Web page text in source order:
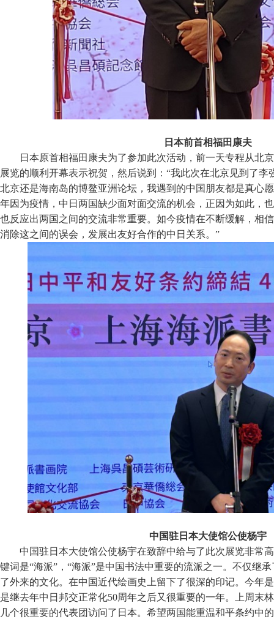
日本前首相福田康夫
日本原首相福田康夫为了参加此次活动，前一天专程从北
展览的顺利开幕表示祝贺，然后说到：“我此次在北京见到了
北京还是海南岛的博鳌亚洲论坛，我遇到的中国朋友都是真心
年因为疫情，中日两国缺少面对面交流的机会，正因为如此，
也反应出两国之间的交流非常重要。如今疫情在不断缓解，相
消除这之间的误会，发展出友好合作的中日关系。”
中国驻日本大使馆公使杨宇
中国驻日本大使馆公使杨宇在致辞中给与了此次展览非常
键词是“海派”，“海派”是中国书法中重要的流派之一。不仅继
了外来的文化。在中国近代绘画史上留下了很深的印记。今年
是继去年中日邦交正常化50周年之后又很重要的一年。上周末
几个很重要的代表团访问了日本。希望两国能重温和平条约中